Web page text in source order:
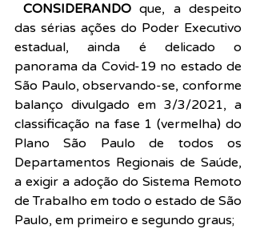
CONSIDERANDO que, a despeito
das sérias ações do Poder Executivo
estadual, ainda é delicado o
panorama da Covid-19 no estado de
São Paulo, observando-se, conforme
balanço divulgado em 3/3/2021, a
classificação na fase 1 (vermelha) do
Plano São Paulo de todos os
Departamentos Regionais de Saúde,
a exigir a adoção do Sistema Remoto
de Trabalho em todo o estado de São
Paulo, em primeiro e segundo graus;